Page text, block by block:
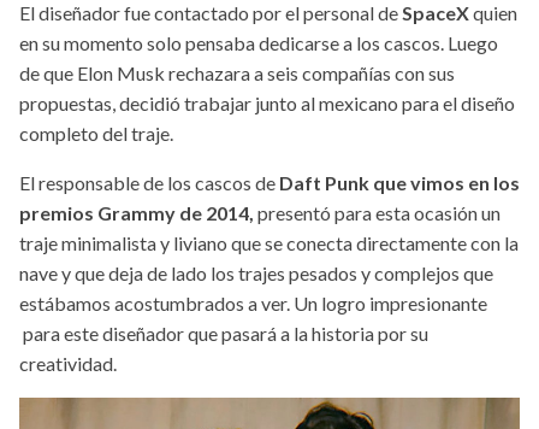
El diseñador fue contactado por el personal deSpaceXquien
en su momento solo pensaba dedicarse a los cascos. Luego
de que Elon Musk rechazara a seis compañías con sus
propuestas, decidió trabajar junto al mexicano para el diseño
completo del traje.
El responsable de los cascos de Daft Punk que vimos en los
premios Grammy de 2014, presentó para esta ocasión un
traje minimalista y liviano que se conecta directamente con la
nave y que deja de lado los trajes pesados y complejos que
estábamos acostumbrados a ver. Un logro impresionante
para este diseñador que pasará a la historia por su
creatividad.